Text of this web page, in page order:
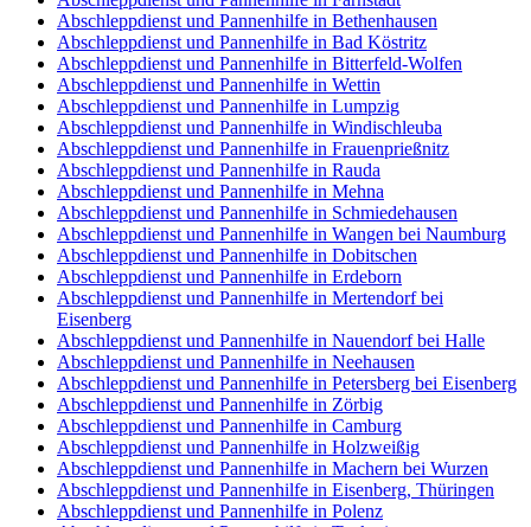
Abschleppdienst und Pannenhilfe in Bethenhausen
Abschleppdienst und Pannenhilfe in Bad Köstritz
Abschleppdienst und Pannenhilfe in Bitterfeld-Wolfen
Abschleppdienst und Pannenhilfe in Wettin
Abschleppdienst und Pannenhilfe in Lumpzig
Abschleppdienst und Pannenhilfe in Windischleuba
Abschleppdienst und Pannenhilfe in Frauenprießnitz
Abschleppdienst und Pannenhilfe in Rauda
Abschleppdienst und Pannenhilfe in Mehna
Abschleppdienst und Pannenhilfe in Schmiedehausen
Abschleppdienst und Pannenhilfe in Wangen bei Naumburg
Abschleppdienst und Pannenhilfe in Dobitschen
Abschleppdienst und Pannenhilfe in Erdeborn
Abschleppdienst und Pannenhilfe in Mertendorf bei
Eisenberg
Abschleppdienst und Pannenhilfe in Nauendorf bei Halle
Abschleppdienst und Pannenhilfe in Neehausen
Abschleppdienst und Pannenhilfe in Petersberg bei Eisenberg
Abschleppdienst und Pannenhilfe in Zörbig
Abschleppdienst und Pannenhilfe in Camburg
Abschleppdienst und Pannenhilfe in Holzweißig
Abschleppdienst und Pannenhilfe in Machern bei Wurzen
Abschleppdienst und Pannenhilfe in Eisenberg, Thüringen
Abschleppdienst und Pannenhilfe in Polenz